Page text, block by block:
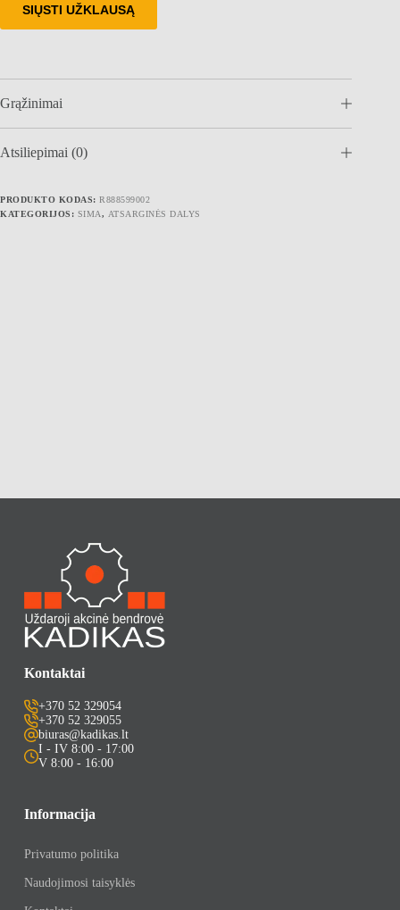
SIŲSTI UŽKLAUSĄ
Grąžinimai
Atsiliepimai (0)
PRODUKTO KODAS: R888599002
KATEGORIJOS: SIMA, ATSARGINĖS DALYS
Informacija
Privatumo politika
Naudojimosi taisyklės
Kontaktai
+370 52 329054
+370 52 329055
biuras@kadikas.lt
I - IV 8:00 - 17:00
V 8:00 - 16:00